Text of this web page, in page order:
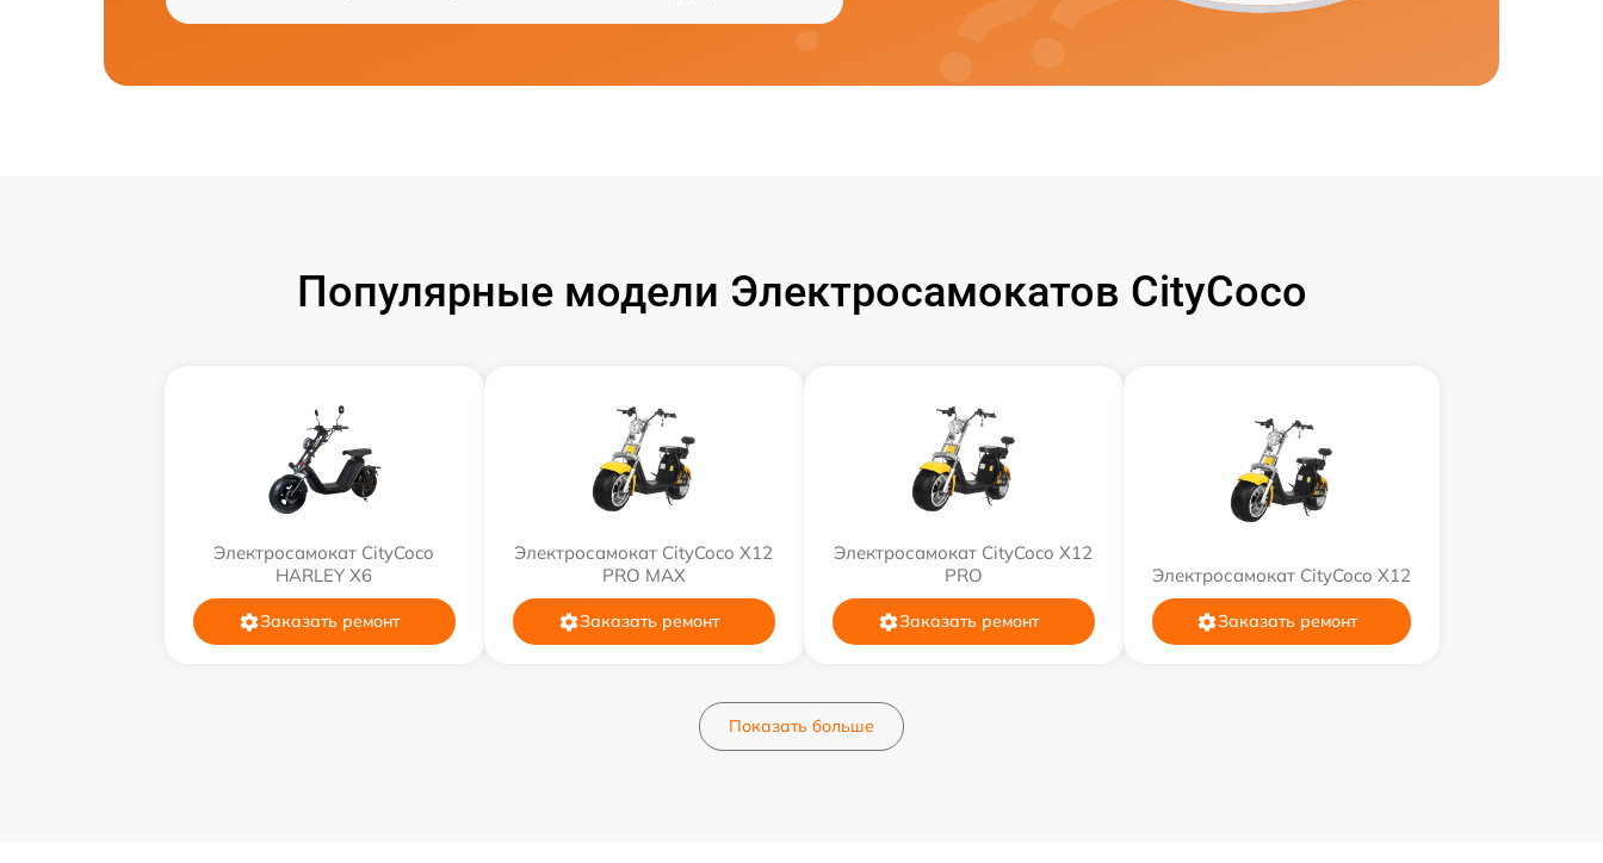
Популярные модели Электросамокатов CityCoco
Электросамокат CityCoco
HARLEY X6
Заказать ремонт
Электросамокат CityCoco X12
PRO MAX
Заказать ремонт
Электросамокат CityCoco X12
PRO
Заказать ремонт
Электросамокат CityCoco X12
Заказать ремонт
Показать больше